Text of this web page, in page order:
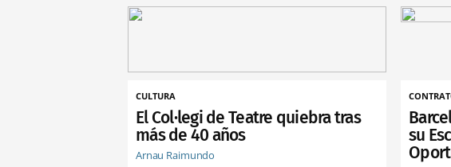
CULTURA
El Col·legi de Teatre quiebra tras
más de 40 años
Arnau Raimundo
su